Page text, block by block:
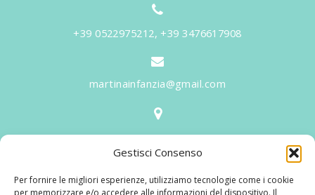
Gestisci Consenso
Per fornire le migliori esperienze, utilizziamo tecnologie come i cookie
per memorizzare e/o accedere alle informazioni del dispositivo. Il
+39 0522975212, +39 3476617908
martinainfanzia@gmail.com
V.le Tiziano, 20 - 42046 Reggiolo